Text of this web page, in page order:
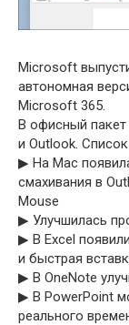
Microsoft
автономная
Microsoft 365.
В офисный пакет
и Outlook.
▶︎ На Mac
смахивания в
Mouse
▶︎ Улучшилась
▶︎ В Excel
и быстрая
▶︎ В OneNote
▶︎ В PowerPoint
реального